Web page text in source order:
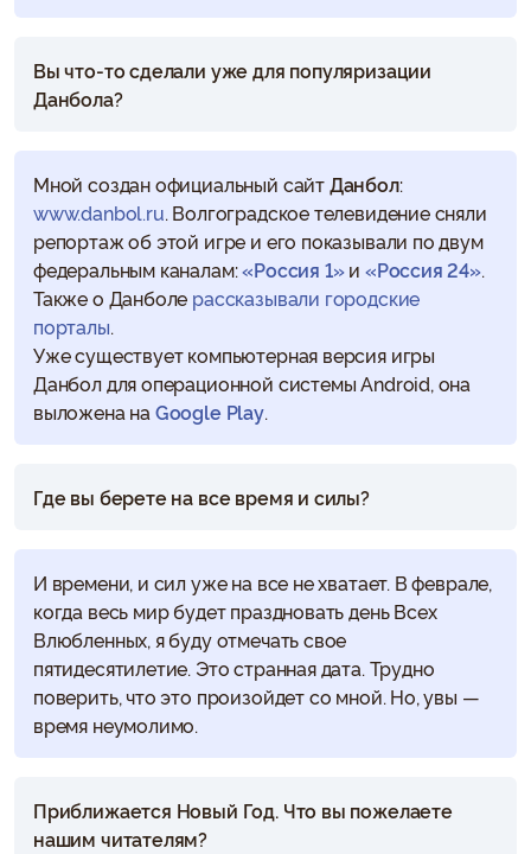
Вы что-то сделали уже для популяризации
Данбола?
Мной создан официальный сайтДанбол:
www.danbol.ru. Волгоградское телевидение сняли
репортаж об этой игре и его показывали по двум
федеральным каналам:«Россия 1»и «Россия 24».
Также о Данболе рассказывали городские
порталы.
Уже существует компьютерная версия игры
Данбол для операционной системы Android, она
выложена на Google Play.
Где вы берете на все время и силы?
И времени, и сил уже на все не хватает. В феврале,
когда весь мир будет праздновать день Всех
Влюбленных, я буду отмечать свое
пятидесятилетие. Это странная дата. Трудно
поверить, что это произойдет со мной. Но, увы —
время неумолимо.
Приближается Новый Год. Что вы пожелаете
нашим читателям?